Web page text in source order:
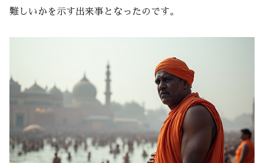
難しいかを示す出来事となったのです。